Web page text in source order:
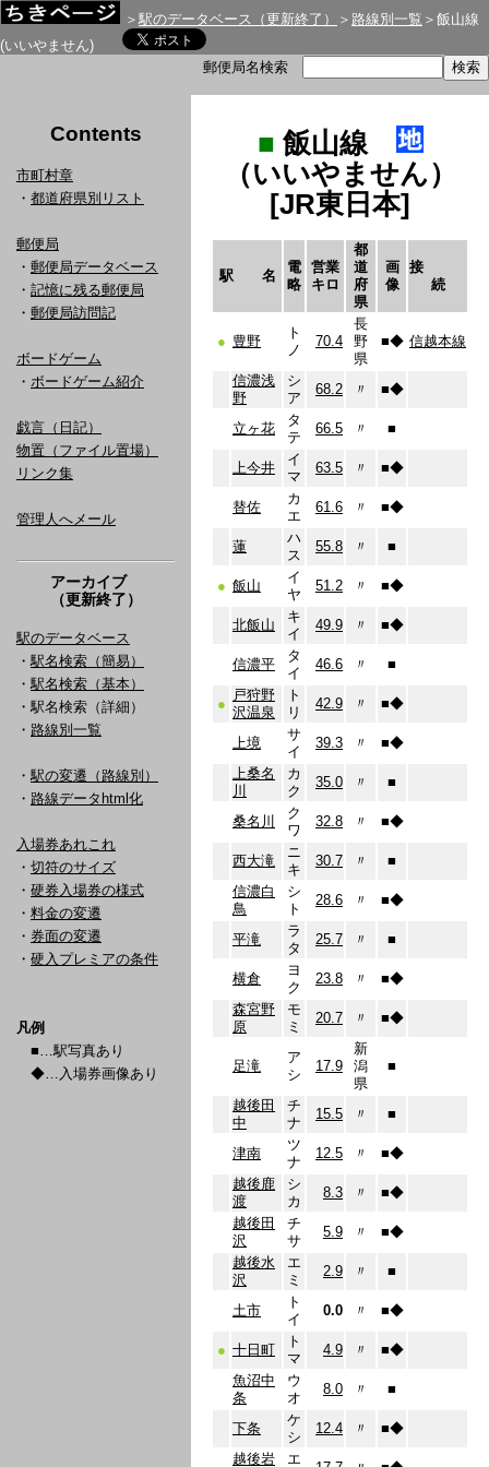
＞ 駅のデータベース（更新終了） ＞ 路線別一覧 ＞飯山線
(いいやません)
郵便局名検索
Contents
市町村章
・ 都道府県別リスト
郵便局
・ 郵便局データベース
・ 記憶に残る郵便局
・ 郵便局訪問記
ボードゲーム
・ ボードゲーム紹介
戯言（日記）
物置（ファイル置場）
リンク集
管理人へメール
アーカイブ
（更新終了）
駅のデータベース
・ 駅名検索（簡易）
・ 駅名検索（基本）
・駅名検索（詳細）
・ 路線別一覧
・ 駅の変遷（路線別）
・ 路線データhtml化
入場券あれこれ
・ 切符のサイズ
・ 硬券入場券の様式
・ 料金の変遷
・ 券面の変遷
・ 硬入プレミアの条件
凡例
■…駅写真あり
◆…入場券画像あり
■ 飯山線
（いいやません）
[JR東日本]
駅 名
電
略
営業
キロ
都
道
府
県
画
像
接
続
● 豊野
ト
ノ
70.4
長
野
県
■◆ 信越本線
信濃浅
野
シ
ア
68.2 〃 ■◆
立ヶ花
タ
テ
66.5 〃 ■
上今井
イ
マ
63.5 〃 ■◆
替佐
カ
エ
61.6 〃 ■◆
蓮
ハ
ス
55.8 〃 ■
● 飯山
イ
ヤ
51.2 〃 ■◆
北飯山
キ
イ
49.9 〃 ■◆
信濃平
タ
イ
46.6 〃 ■
●
戸狩野
沢温泉
ト
リ
42.9 〃 ■◆
上境
サ
イ
39.3 〃 ■◆
上桑名
川
カ
ク
35.0 〃 ■
桑名川
ク
ワ
32.8 〃 ■◆
西大滝
ニ
キ
30.7 〃
■
信濃白
鳥
シ
ト
28.6 〃 ■◆
平滝
ラ
タ
25.7 〃 ■
横倉
ヨ
ク
23.8 〃 ■◆
森宮野
原
モ
ミ
20.7 〃 ■◆
足滝
ア
シ
17.9
新
潟
県
■
越後田
中
チ
ナ
15.5 〃 ■
津南
ツ
ナ
12.5 〃 ■◆
越後鹿
渡
シ
カ
8.3 〃 ■◆
越後田
沢
チ
サ
5.9 〃 ■◆
越後水
沢
エ
ミ
2.9 〃 ■
土市
ト
イ
0.0 〃 ■◆
● 十日町
ト
マ
4.9 〃 ■◆
魚沼中
条
ウ
オ
8.0 〃 ■
下条
ケ
シ
12.4 〃 ■◆
越後岩
エ